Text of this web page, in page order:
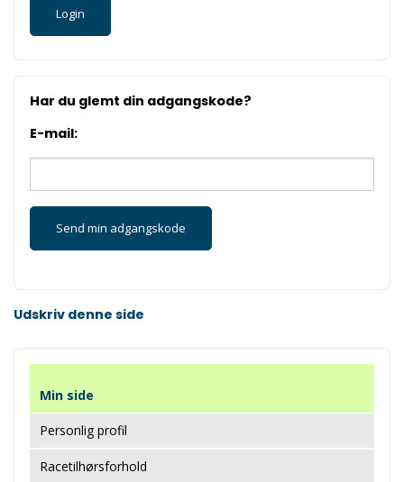
Har du glemt din adgangskode?
E-mail:
Udskriv denne side
Min side
Personlig profil
Racetilhørsforhold